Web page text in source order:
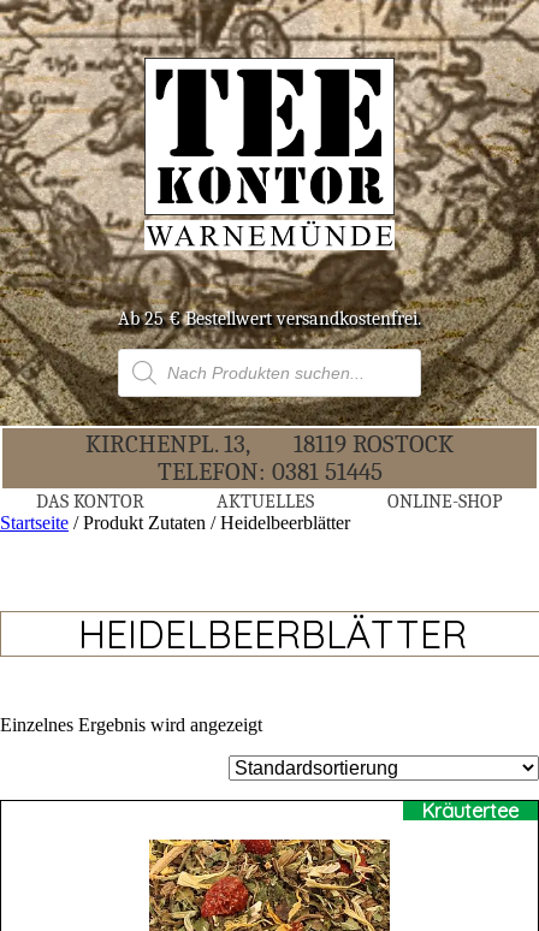
Ab 25 € Bestell­wert versandkostenfrei.
Products
search
KIR­CHEN­PL. 13,
18119 ROS­TOCK
TELE­FON: 0381 51445
DAS KON­TOR AKTU­EL­LES ONLINE-SHOP
Startseite / Produkt Zutaten / Heidelbeerblätter
HEIDELBEERBLÄTTER
Einzelnes Ergebnis wird angezeigt
Kräutertee